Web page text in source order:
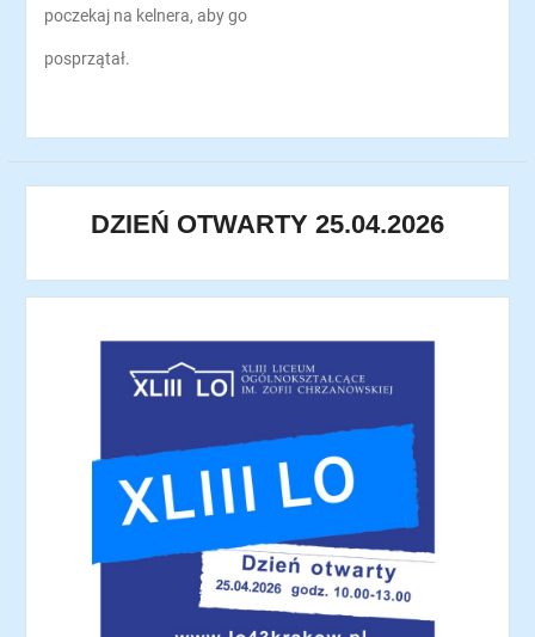
poczekaj na kelnera, aby go
posprzątał.
DZIEŃ OTWARTY 25.04.2026